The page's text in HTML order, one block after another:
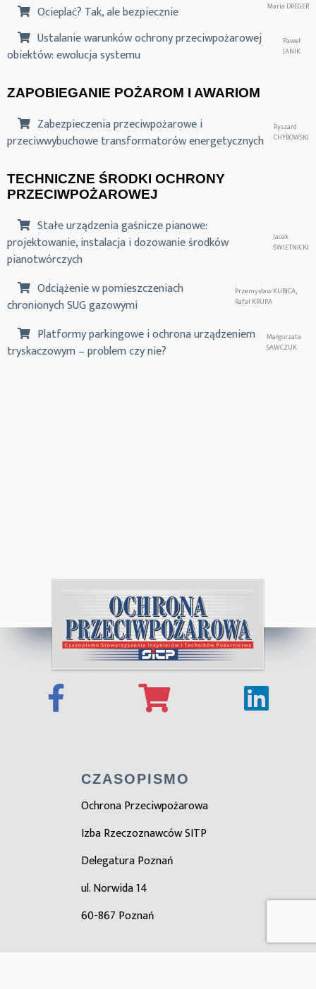
Ocieplać? Tak, ale bezpiecznie Maria DREGER
Ustalanie warunków ochrony przeciwpożarowej
obiektów: ewolucja systemu
Paweł
JANIK
ZAPOBIEGANIE POŻAROM I AWARIOM
Zabezpieczenia przeciwpożarowe i
przeciwwybuchowe transformatorów energetycznych
Ryszard
CHYBOWSKI
TECHNICZNE ŚRODKI OCHRONY
PRZECIWPOŻAROWEJ
Stałe urządzenia gaśnicze pianowe:
projektowanie, instalacja i dozowanie środków
pianotwórczych
Jacek
ŚWIETNICKI
Odciążenie w pomieszczeniach
chronionych SUG gazowymi
Przemysław KUBICA,
Rafał KRUPA
Platformy parkingowe i ochrona urządzeniem
tryskaczowym – problem czy nie?
Małgorzata
SAWCZUK
CZASOPISMO
Ochrona Przeciwpożarowa
Izba Rzeczoznawców SITP
Delegatura Poznań
ul. Norwida 14
60-867 Poznań